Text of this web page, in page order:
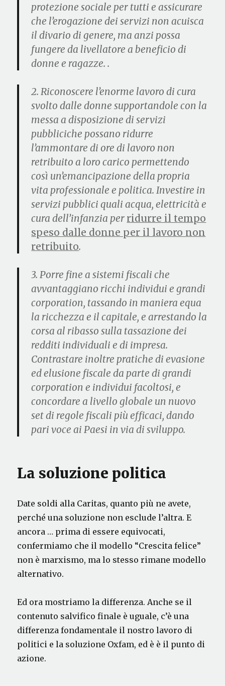
protezione sociale per tutti e assicurare
che l’erogazione dei servizi non acuisca
il divario di genere, ma anzi possa
fungere da livellatore a beneficio di
donne e ragazze. .
2. Riconoscere l’enorme lavoro di cura
svolto dalle donne supportandole con la
messa a disposizione di servizi
pubbliciche possano ridurre
l’ammontare di ore di lavoro non
retribuito a loro carico permettendo
così un’emancipazione della propria
vita professionale e politica. Investire in
servizi pubblici quali acqua, elettricità e
cura dell’infanzia per ridurre il tempo
speso dalle donne per il lavoro non
retribuito.
3. Porre fine a sistemi fiscali che
avvantaggiano ricchi individui e grandi
corporation, tassando in maniera equa
la ricchezza e il capitale, e arrestando la
corsa al ribasso sulla tassazione dei
redditi individuali e di impresa.
Contrastare inoltre pratiche di evasione
ed elusione fiscale da parte di grandi
corporation e individui facoltosi, e
concordarea livello globale un nuovo
set di regole fiscali più efficaci, dando
pari voce ai Paesi in via di sviluppo.
La soluzione politica
Date soldi alla Caritas, quanto più ne avete,
perché una soluzione non esclude l’altra. E
ancora … prima di essere equivocati,
confermiamo che il modello “Crescita felice”
non è marxismo, ma lo stesso rimane modello
alternativo.
Ed ora mostriamo la differenza. Anche se il
contenuto salvifico finale è uguale, c’è una
differenza fondamentale il nostro lavoro di
politici e la soluzione Oxfam, ed è è il punto di
azione.